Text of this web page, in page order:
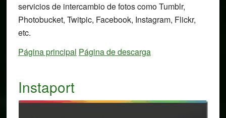
servicios de intercambio de fotos como Tumblr,
Photobucket, Twitpic, Facebook, Instagram, Flickr,
etc.
Página principal Página de descarga
Instaport